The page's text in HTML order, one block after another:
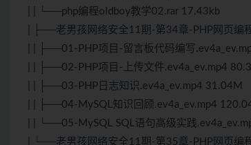
| | └──php编程oldboy教学02.rar 17.43kb
| ├──老男孩网络安全11期-第34章-PHP网页编
| | ├──01-PHP项目-留言板代码编写
| | ├──02-PHP项目-上传文件.ev4a_ev.mp4
| | ├──03-PHP日志知识.ev4a_ev.mp4 31.04M
| | ├──04-MySQL知识回顾.ev4a_ev.mp4
| | └──05-MySQL SQL语句高级实践
| └──老男孩网络安全11期-第35章-PHP网页编